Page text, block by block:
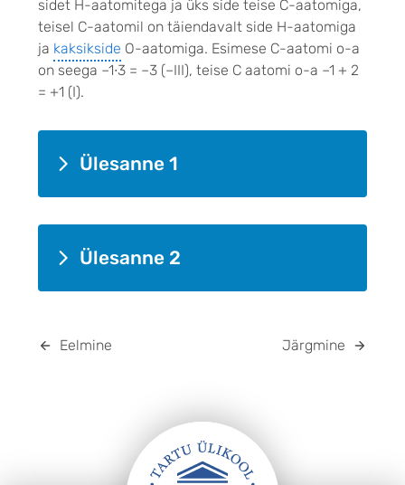
sidet H-aatomitega ja üks side teise C-aatomiga,
teisel C-aatomil on täiendavalt side H-aatomiga
ja kaksikside O-aatomiga. Esimese C-aatomi o-a
on seega –1∙3 = –3 (–III), teise C aatomi o-a –1 + 2
= +1 (I).
Ülesanne 1
Ülesanne 2
Eelmine Järgmine